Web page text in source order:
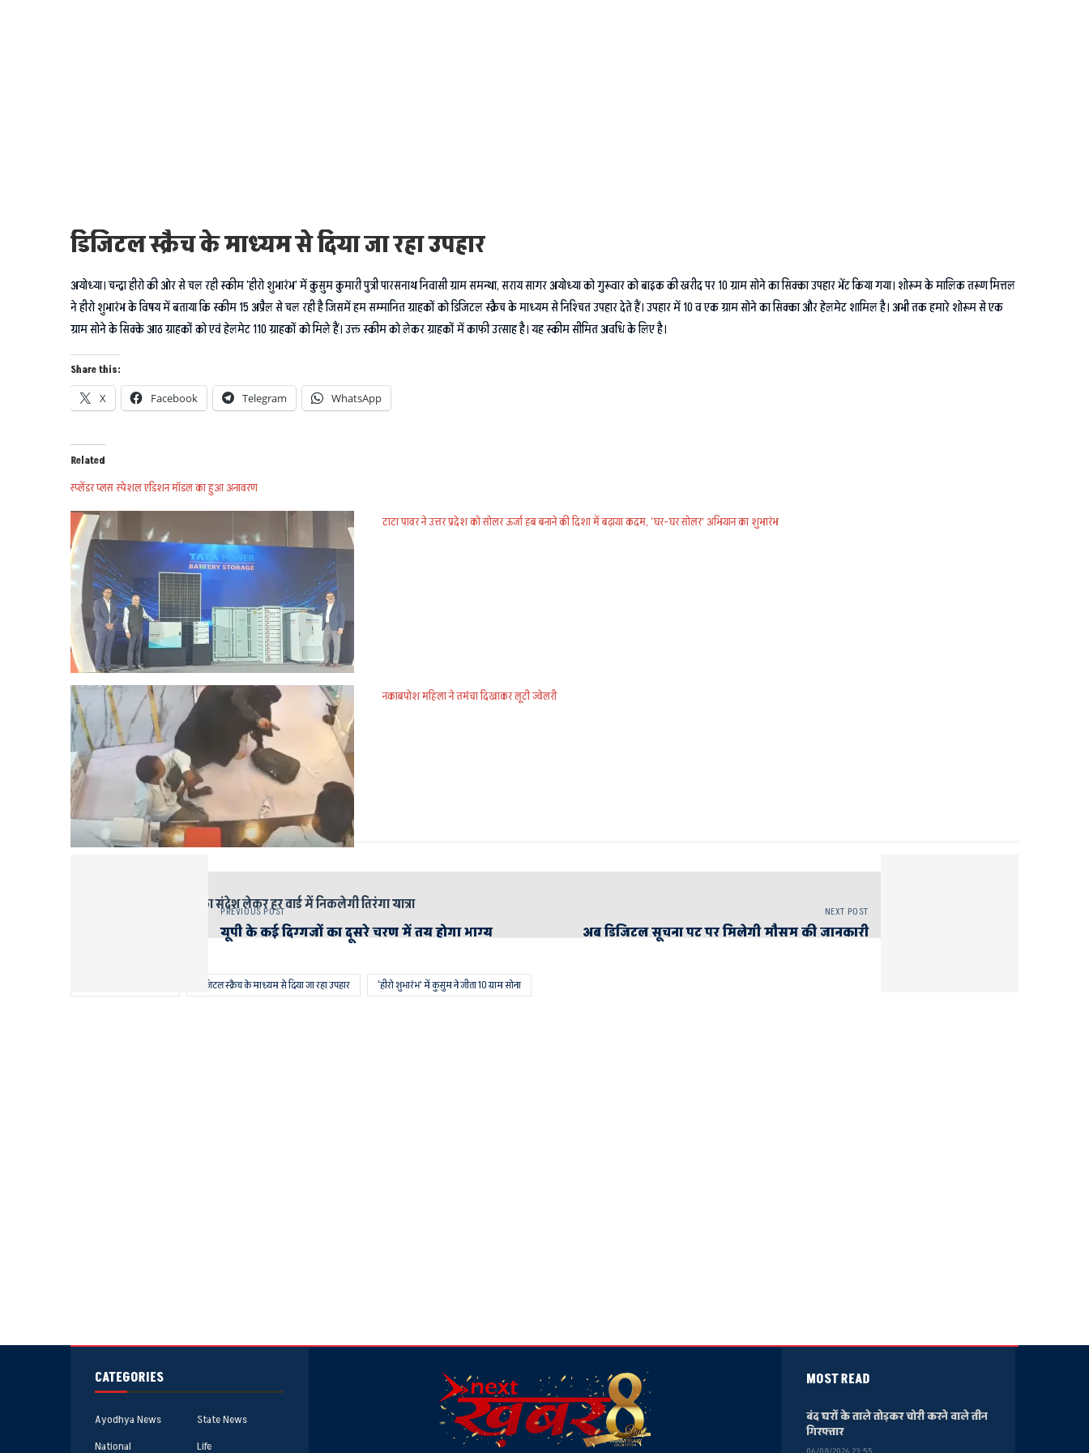
डिजिटल स्क्रैच के माध्यम से दिया जा रहा उपहार
अयोध्या। चन्द्रा हीरो की ओर से चल रही स्कीम ‘हीरो शुभारंभ’ में कुसुम कुमारी पुत्री पारसनाथ निवासी ग्राम समन्था, सराय सागर अयोध्या को गुरूवार को बाइक की खरीद पर 10 ग्राम सोने का सिक्का उपहार भेंट किया गया। शोरूम के मालिक तरूण मित्तल
ने हीरो शुभारंभ के विषय में बताया कि स्कीम 15 अप्रैल से चल रही है जिसमें हम सम्मानित ग्राहकों को डिजिटल स्क्रैच के माध्यम से निश्चित उपहार देते हैं। उपहार में 10 व एक ग्राम सोने का सिक्का और हेलमेट शामिल है। अभी तक हमारे शोरूम से एक
ग्राम सोने के सिक्के आठ ग्राहकों को एवं हेलमेट 110 ग्राहकों को मिले हैं। उक्त स्कीम को लेकर ग्राहकों में काफी उत्साह है। यह स्कीम सीमित अवधि के लिए है।
Share this:
X Facebook Telegram WhatsApp
Related
स्प्लेंडर प्लस स्पेशल एडिशन मॉडल का हुआ अनावरण
टाटा पावर ने उत्तर प्रदेश को सोलर ऊर्जा हब बनाने की दिशा में बढ़ाया कदम, ‘घर-घर सोलर’ अभियान का शुभारंभ
नकाबपोश महिला ने तमंचा दिखाकर लूटी ज्वेलरी
राष्ट्र सर्वोपरि का संदेश लेकर हर वार्ड में निकलेगी तिरंगा यात्रा
डिजिटल स्क्रैच के माध्यम से दिया जा रहा उपहार ‘हीरो शुभारंभ’ में कुसुम ने जीता 10 ग्राम सोना
PREVIOUS POST
यूपी के कई दिग्गजों का दूसरे चरण में तय होगा भाग्य
NEXT POST
अब डिजिटल सूचना पट पर मिलेगी मौसम की जानकारी
CATEGORIES
Ayodhya News
State News
National
Life
MOST READ
बंद घरों के ताले तोड़कर चोरी करने वाले तीन
गिरफ्तार